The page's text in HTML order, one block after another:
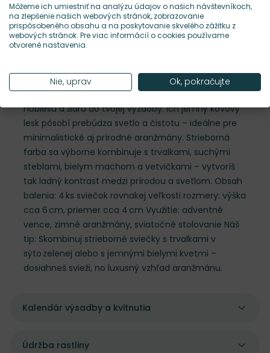
Nároky na slnkoS
Elegantná sada štyroch sviečok v
metalicko‑striebornom odtieni prináša chladnú
noblesu a žiaru do tvojej výzdoby. Ich jemný kovový
lesk pôsobí prebúdza svetlo a čistotu – ideálne pre
minimalistické aj prírodné aranžmány. Strieborná
farba sa výborne kombinuje s trvalkami, suchými
steblami, bielym machom a vetvičkami – vytvoríš
tak ladný kontrast medzi prírodou a svetlom. Obsah
balenia: 4 ks sviečok rovnakej veľkosti rozmery: výška
cca 6 cm, priemer cca 4 cm Využitie: adventné
vence, zimné aranžmány, sviatočné stolovanie Náš
tip: Skombinuj strieborné sviečky s trvalkami v
sýto zelenej alebo s jemnými bielymi kvetmi –
dosiahneš svieži, no luxusný vzhľad aranžmánu.
Kalendár výsadby a kvitnutia
Údržba rastliny
Môžeme ich umiestniť na analýzu údajov o našich návštevníkoch,
na zlepšenie našich webových stránok, zobrazovanie
prispôsobeného obsahu a na poskytovanie skvelého zážitku z
webových stránok. Pre viac informácií o cookies používame
otvorené nastavenia.
Nie, uprav Ok, pokračujte